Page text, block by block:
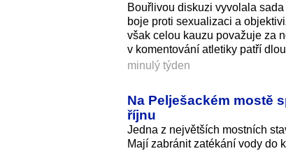
Bouřlivou diskuzi vyvolala
boje proti sexualizaci a
však celou kauzu považuje za
v komentování atletiky patří
minulý týden
Na Pelješackém mostě
říjnu
Jedna z největších mostních
Mají zabránit zatékání vody do